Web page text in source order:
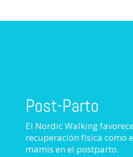
Post-Parto
El Nordic Walking
recuperación física como
mamis en el postparto.